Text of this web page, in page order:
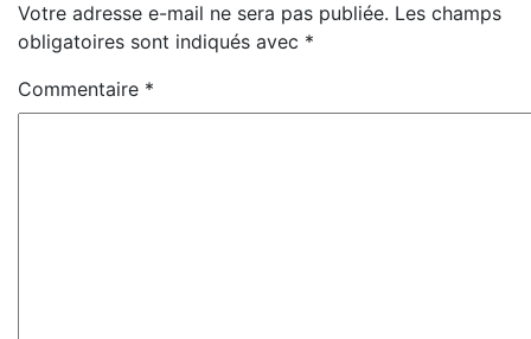
Votre adresse e-mail ne sera pas publiée. Les champs
obligatoires sont indiqués avec *
Commentaire *